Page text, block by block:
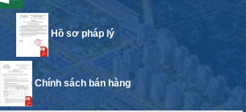
Hồ sơ pháp lý
Chính sách bán hàng